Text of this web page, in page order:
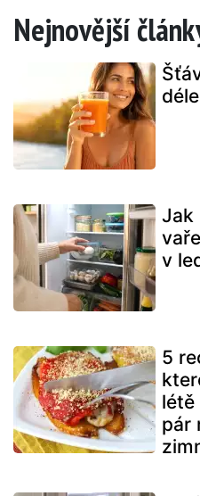
Nejnovější
Jak
v
5
létě
pár